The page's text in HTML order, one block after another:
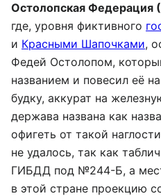
Остолопская Федерация
где, уровня фиктивного
и Красными Шапочками,
Федей Остолопом,
названием и повесил её
будку, аккурат на
держава названа как
офигеть от такой
не удалось, так как
ГИБДД под №244-Б, а
в этой стране проекцию